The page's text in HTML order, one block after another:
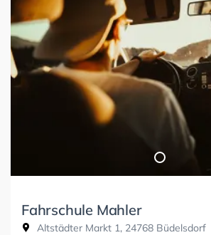
Fahrschule Mahler
Altstädter Markt 1, 24768 Büdelsdorf